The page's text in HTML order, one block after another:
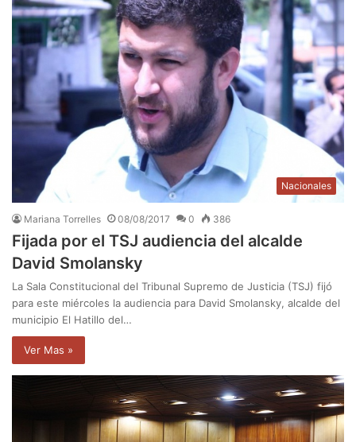
Nacionales
Mariana Torrelles 08/08/2017 0 386
Fijada por el TSJ audiencia del alcalde
David Smolansky
La Sala Constitucional del Tribunal Supremo de Justicia (TSJ) fijó
para este miércoles la audiencia para David Smolansky, alcalde del
municipio El Hatillo del…
Ver Mas »